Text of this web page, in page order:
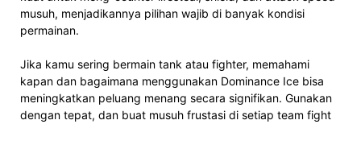
musuh, menjadikannya pilihan wajib di banyak kondisi
permainan.
Jika kamu sering bermain tank atau fighter, memahami
kapan dan bagaimana menggunakan Dominance Ice bisa
meningkatkan peluang menang secara signifikan. Gunakan
dengan tepat, dan buat musuh frustasi di setiap team fight